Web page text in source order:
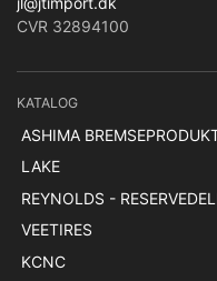
CVR 32894100
KATALOG
ASHIMA
LAKE
REYNOLDS -
VEETIRES
KCNC